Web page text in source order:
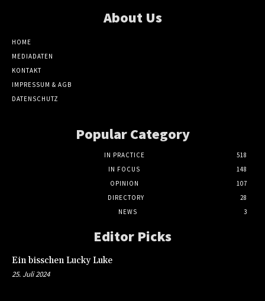
About Us
HOME
MEDIADATEN
KONTAKT
IMPRESSUM & AGB
DATENSCHUTZ
Popular Category
IN PRACTICE
518
IN FOCUS
148
OPINION
107
DIRECTORY
28
NEWS
3
Editor Picks
Ein bisschen Lucky Luke
25. Juli 2024